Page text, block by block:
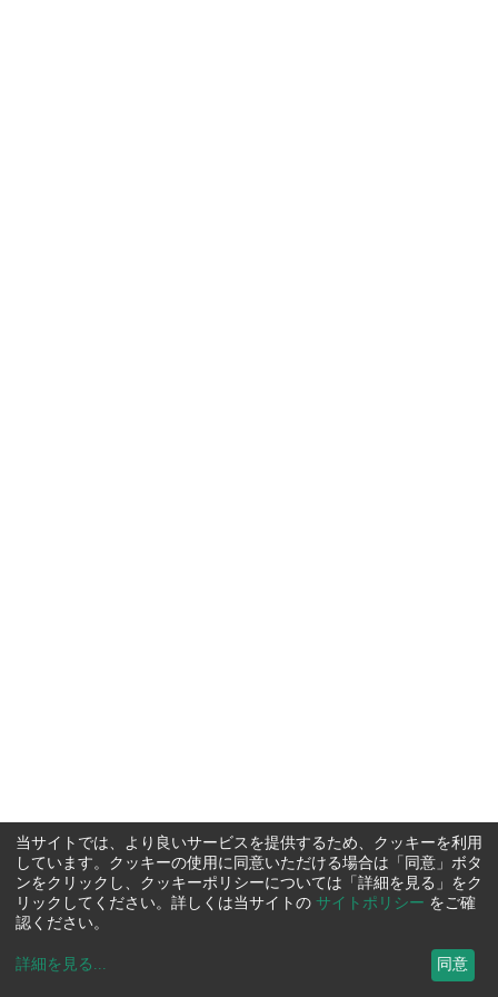
当サイトでは、より良いサービスを提供するため、クッキーを利用
しています。クッキーの使用に同意いただける場合は「同意」ボタ
ンをクリックし、クッキーポリシーについては「詳細を見る」をク
リックしてください。詳しくは当サイトの サイトポリシー をご確
認ください。
詳細を見る ... 同意